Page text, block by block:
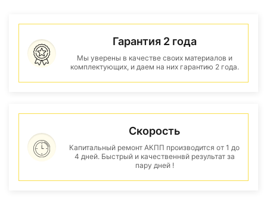
Гарантия 2 года
Мы уверены в качестве своих материалов и
комплектующих, и даем на них гарантию 2 года.
Скорость
Капитальный ремонт АКПП производится от 1 до
4 дней. Быстрый и качественнвй результат за
пару дней !